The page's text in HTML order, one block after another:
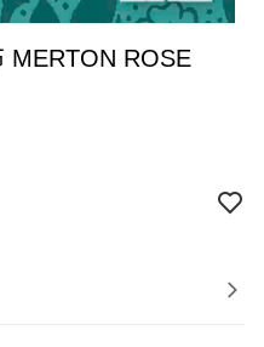
MERTON ROSE